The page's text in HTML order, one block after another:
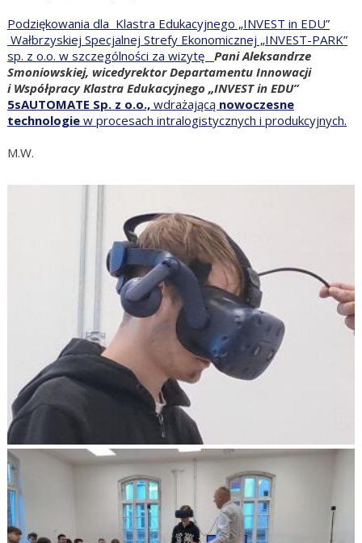
Podziękowania dla Klastra Edukacyjnego „INVEST in EDU”
Wałbrzyskiej Specjalnej Strefy Ekonomicznej „INVEST-PARK”
sp. z o.o. w szczególności za wizytę Pani Aleksandrze
Smoniowskiej, wicedyrektor Departamentu Innowacji
i Współpracy Klastra Edukacyjnego „INVEST in EDU”
5sAUTOMATE Sp. z o.o.,wdrażającą nowoczesne
technologiew procesach intralogistycznych i produkcyjnych.
M.W.